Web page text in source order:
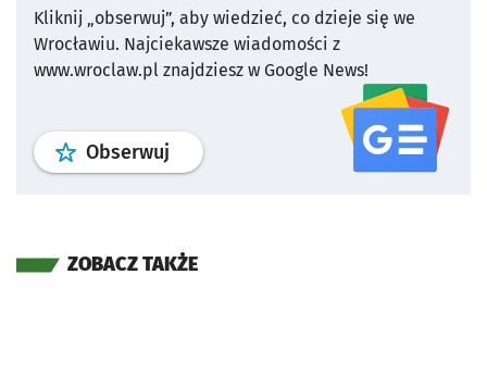
Kliknij „obserwuj”, aby wiedzieć, co dzieje się we
Wrocławiu. Najciekawsze wiadomości z
www.wroclaw.pl znajdziesz w Google News!
Obserwuj profil serwisu
ZOBACZ TAKŻE